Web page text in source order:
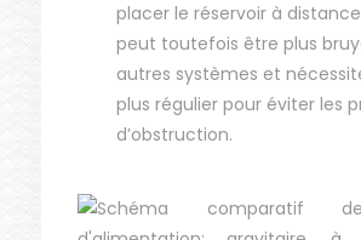
placer le réservoir à
peut toutefois être plus
autres systèmes et
plus régulier pour éviter les
d’obstruction.